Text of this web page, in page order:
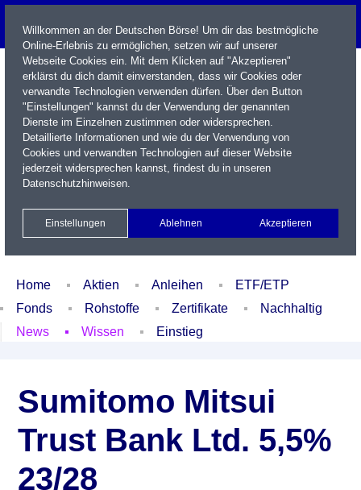
Name / WKN / ISIN / Kürzel
Xetra Realtime
Watchlist Portfolio Login
Home Aktien Anleihen
ETF/ETP
Fonds
Rohstoffe Zertifikate
Nachhaltig
News
Wissen Einstieg
Sumitomo Mitsui
Trust Bank Ltd. 5,5%
23/28
Willkommen an der Deutschen Börse! Um dir das bestmögliche
Online-Erlebnis zu ermöglichen, setzen wir auf unserer
Webseite Cookies ein. Mit dem Klicken auf "Akzeptieren"
erklärst du dich damit einverstanden, dass wir Cookies oder
verwandte Technologien verwenden dürfen. Über den Button
"Einstellungen" kannst du der Verwendung der genannten
Dienste im Einzelnen zustimmen oder widersprechen.
Detaillierte Informationen und wie du der Verwendung von
Cookies und verwandten Technologien auf dieser Website
jederzeit widersprechen kannst, findest du in unseren
Datenschutzhinweisen.
Einstellungen Ablehnen Akzeptieren